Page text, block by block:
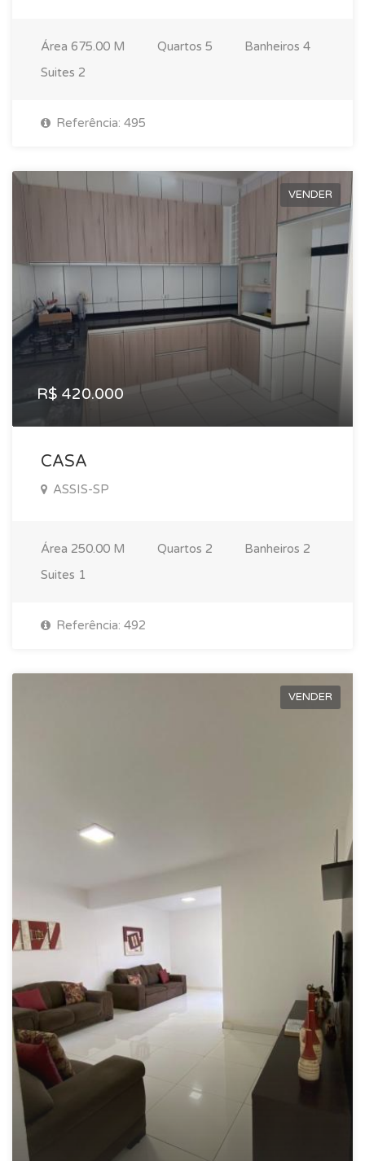
Área 675.00 M Quartos 5 Banheiros 4
Suites 2
Referência: 495
VENDER
R$ 420.000
CASA
ASSIS-SP
Área 250.00 M Quartos 2 Banheiros 2
Suites 1
Referência: 492
VENDER